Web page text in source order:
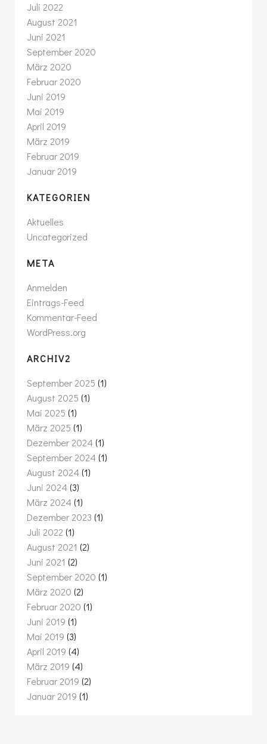
Juli 2022
August 2021
Juni 2021
September 2020
März 2020
Februar 2020
Juni 2019
Mai 2019
April 2019
März 2019
Februar 2019
Januar 2019
KATEGORIEN
Aktuelles
Uncategorized
META
Anmelden
Eintrags-Feed
Kommentar-Feed
WordPress.org
ARCHIV2
September 2025 (1)
August 2025 (1)
Mai 2025 (1)
März 2025 (1)
Dezember 2024 (1)
September 2024 (1)
August 2024 (1)
Juni 2024 (3)
März 2024 (1)
Dezember 2023 (1)
Juli 2022 (1)
August 2021 (2)
Juni 2021 (2)
September 2020 (1)
März 2020 (2)
Februar 2020 (1)
Juni 2019 (1)
Mai 2019 (3)
April 2019 (4)
März 2019 (4)
Februar 2019 (2)
Januar 2019 (1)